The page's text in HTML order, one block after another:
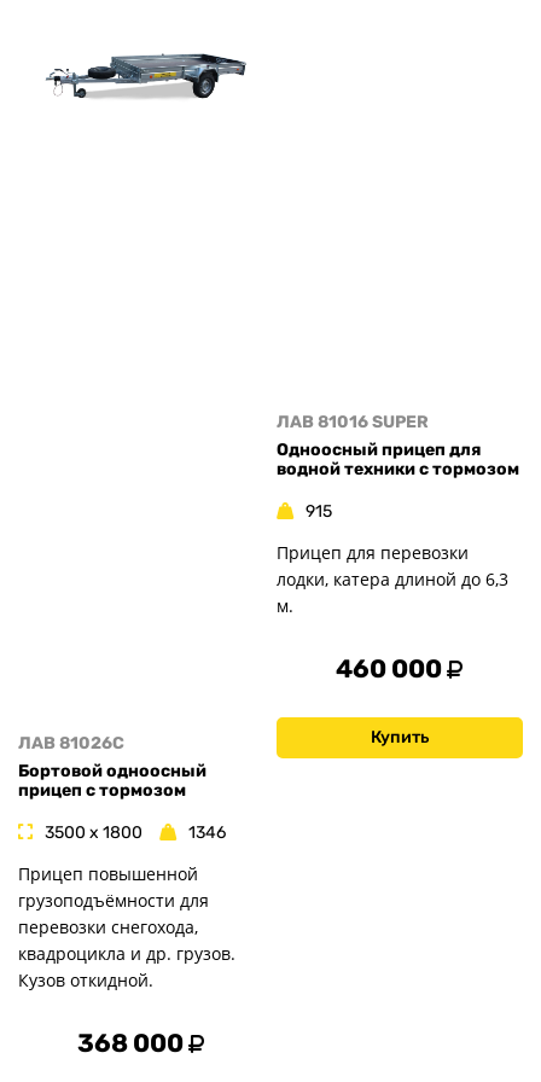
ЛАВ 81026C
Бортовой одноосный
прицеп с тормозом
3500 x 1800 1346
Прицеп повышенной
грузоподъёмности для
перевозки снегохода,
квадроцикла и др. грузов.
Кузов откидной.
368 000
ЛАВ 81016 SUPER
Одноосный прицеп для
водной техники с тормозом
915
Прицеп для перевозки
лодки, катера длиной до 6,3
м.
460 000
Купить